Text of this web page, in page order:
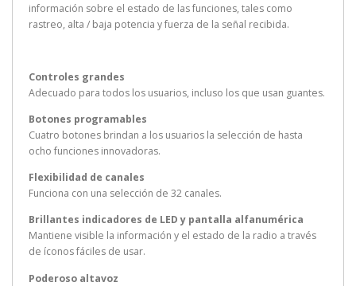
información sobre el estado de las funciones, tales como
rastreo, alta / baja potencia y fuerza de la señal recibida.
Controles grandes
Adecuado para todos los usuarios, incluso los que usan guantes.
Botones programables
Cuatro botones brindan a los usuarios la selección de hasta
ocho funciones innovadoras.
Flexibilidad de canales
Funciona con una selección de 32 canales.
Brillantes indicadores de LED y pantalla alfanumérica
Mantiene visible la información y el estado de la radio a través
de íconos fáciles de usar.
Poderoso altavoz